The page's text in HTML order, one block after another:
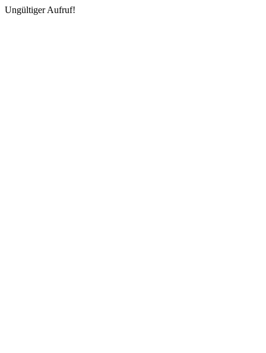
Ungültiger Aufruf!